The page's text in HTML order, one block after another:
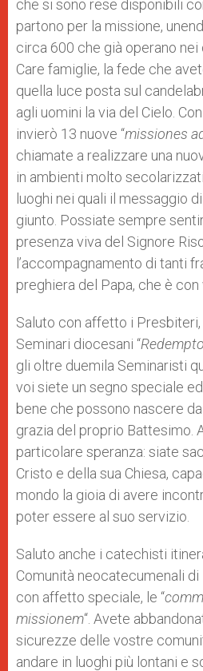
che si sono rese disponibili
partono per la missione,
circa 600 che già operano nei
Care famiglie, la fede che
quella luce posta sul
agli uomini la via del Cielo.
invierò 13 nuove “missiones
chiamate a realizzare una
in ambienti molto
luoghi nei quali il messaggio
giunto. Possiate sempre
presenza viva del Signore
l’accompagnamento di tanti
preghiera del Papa, che è con
Saluto con affetto i
Seminari diocesani “
gli oltre duemila Seminaristi
voi siete un segno speciale
bene che possono nascere
grazia del proprio Battesimo.
particolare speranza: siate
Cristo e della sua Chiesa,
mondo la gioia di avere
poter essere al suo servizio.
Saluto anche i catechisti
Comunità neocatecumenali di
con affetto speciale, le “
missionem“. Avete
sicurezze delle vostre
andare in luoghi più lontani e